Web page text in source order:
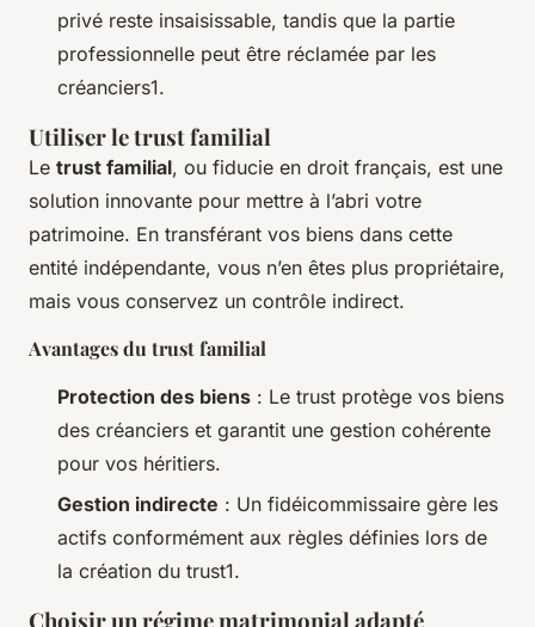
privé reste insaisissable, tandis que la partie
professionnelle peut être réclamée par les
créanciers1.
Utiliser le trust familial
Le trust familial, ou fiducie en droit français, est une
solution innovante pour mettre à l’abri votre
patrimoine. En transférant vos biens dans cette
entité indépendante, vous n’en êtes plus propriétaire,
mais vous conservez un contrôle indirect.
Avantages du trust familial
Protection des biens : Le trust protège vos biens
des créanciers et garantit une gestion cohérente
pour vos héritiers.
Gestion indirecte : Un fidéicommissaire gère les
actifs conformément aux règles définies lors de
la création du trust1.
Choisir un régime matrimonial adapté